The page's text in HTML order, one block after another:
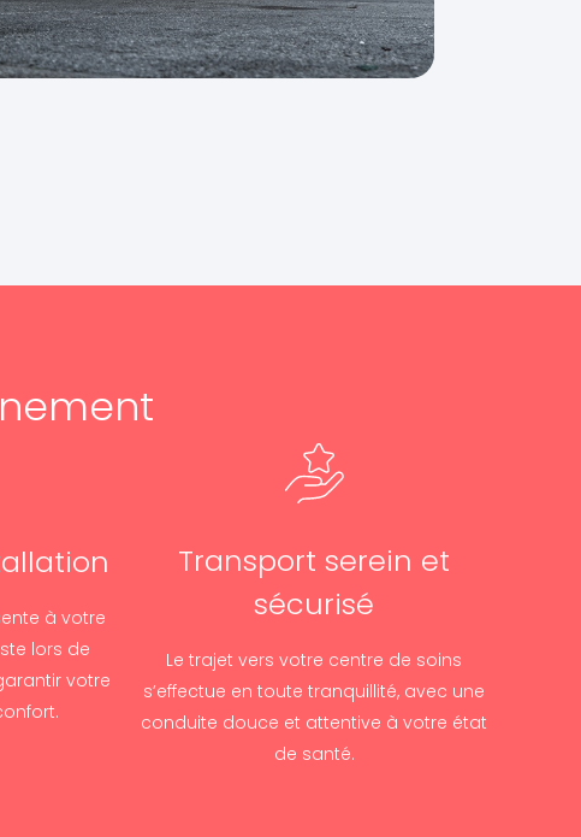
à votre
lors de
votre
Transport serein et
sécurisé
Le trajet vers votre centre de soins
s’effectue en toute tranquillité, avec une
conduite douce et attentive à votre état
de santé.